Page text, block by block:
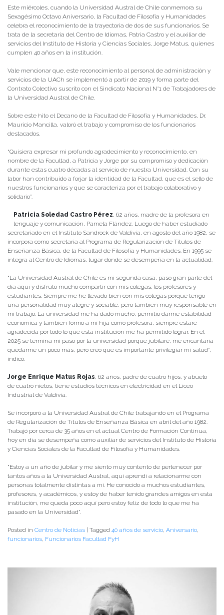
Este miércoles, cuando la Universidad Austral de Chile conmemora su
Sexagésimo Octavo Aniversario, la Facultad de Filosofía y Humanidades
celebra el reconocimiento de la trayectoria de dos de sus funcionarios. Se
trata de la secretaria del Centro de Idiomas, Patria Castro y el auxiliar de
servicios del Instituto de Historia y Ciencias Sociales, Jorge Matus, quienes
cumplen 40 años en la institución.
Vale mencionar que, este reconocimiento al personal de administración y
servicios de la UACh se implementó a partir de 2019 y forma parte del
Contrato Colectivo suscrito con el Sindicato Nacional N°1 de Trabajadores de
la Universidad Austral de Chile.
Sobre este hito el Decano de la Facultad de Filosofía y Humanidades, Dr.
Mauricio Mancilla, valoró el trabajo y compromiso de los funcionarios
destacados.
“Quisiera expresar mi profundo agradecimiento y reconocimiento, en
nombre de la Facultad, a Patricia y Jorge por su compromiso y dedicación
durante estas cuatro décadas al servicio de nuestra Universidad. Con su
labor han contribuido a forjar la identidad de la Facultad, que es el sello de
nuestros funcionarios y que se caracteriza por el trabajo colaborativo y
solidario”.
Patricia Soledad Castro Pérez, 62 años, madre de la profesora en
lenguaje y comunicación, Pamela Flández. Luego de haber estudiado
secretariado en el Instituto Sandrock de Valdivia, en agosto del año 1982, se
incorpora como secretaria al Programa de Regularización de Títulos de
Enseñanza Básica, de la Facultad de Filosofía y Humanidades. En 1995 se
integra al Centro de Idiomas, lugar donde se desempeña en la actualidad.
“La Universidad Austral de Chile es mi segunda casa, paso gran parte del
día aquí y disfruto mucho compartir con mis colegas, los profesores y
estudiantes. Siempre me he llevado bien con mis colegas porque tengo
una personalidad muy alegre y sociable, pero también muy responsable en
mi trabajo. La universidad me ha dado mucho, permitió darme estabilidad
económica y también formó a mi hija como profesora, siempre estaré
agradecida por todo lo que esta institución me ha permitido lograr. En el
2025 se termina mi paso por la universidad porque jubilaré, me encantaría
quedarme un poco más, pero creo que es importante privilegiar mi salud”,
indicó.
Jorge Enrique Matus Rojas, 62 años, padre de cuatro hijos, y abuelo
de cuatro nietos, tiene estudios técnicos en electricidad en el Liceo
Industrial de Valdivia.
Se incorporó a la Universidad Austral de Chile trabajando en el Programa
de Regularización de Títulos de Enseñanza Básica en abril del año 1982.
Trabajó por cerca de 35 años en el actual Centro de Formación Continua,
hoy en día se desempeña como auxiliar de servicios del Instituto de Historia
y Ciencias Sociales de la Facultad de Filosofía y Humanidades.
“Estoy a un año de jubilar y me siento muy contento de pertenecer por
tantos años a la Universidad Austral, aquí aprendí a relacionarme con
personas totalmente distintas a mí. He conocido a muchos estudiantes,
profesores, y académicos, y estoy de haber tenido grandes amigos en esta
institución, me queda poco aquí pero estoy feliz de todo lo que me ha
pasado en la Universidad”.
Posted in Centro de Noticias Tagged 40 años de servicio, Aniversario,
funcionarios, Funcionarios Facultad FyH